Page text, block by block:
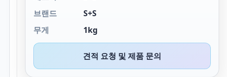
브랜드
S+S
무게
1kg
견적 요청 및 제품 문의